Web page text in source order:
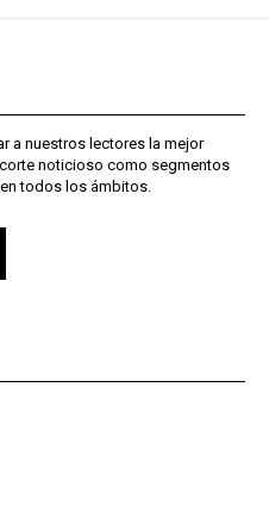
a nuestros lectores la mejor
noticioso como segmentos
todos los ámbitos.